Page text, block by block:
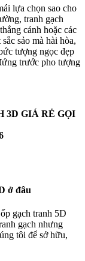
lựa chọn sao cho
tranh gạch
cảnh hoặc các
sảo mà hài hòa,
tượng ngọc đẹp
trước pho tượng
3D GIÁ RẺ GỌI
ở đâu
gạch tranh 5D
gạch nhưng
tôi để sở hữu,